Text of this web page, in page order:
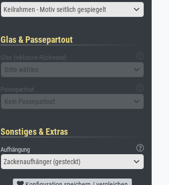
Keilrahmen - Motiv seitlich gespiegelt
Glas & Passepartout
Glas (inklusive Rückwand)
Bitte wählen
Passepartout
Kein Passepartout
Sonstiges & Extras
Aufhängung
Zackenaufhänger (gesteckt)